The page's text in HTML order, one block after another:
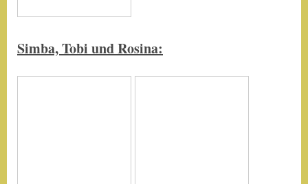
Simba, Tobi und Rosina: